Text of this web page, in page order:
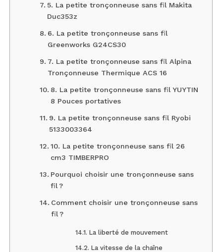
5. La petite tronçonneuse sans fil Makita
Duc353z
6. La petite tronçonneuse sans fil
Greenworks G24CS30
7. La petite tronçonneuse sans fil Alpina
Tronçonneuse Thermique ACS 16
8. La petite tronçonneuse sans fil YUYTIN
8 Pouces portatives
9. La petite tronçonneuse sans fil Ryobi
5133003364
10. La petite tronçonneuse sans fil 26
cm3 TIMBERPRO
Pourquoi choisir une tronçonneuse sans
fil ?
Comment choisir une tronçonneuse sans
fil ?
La liberté de mouvement
La vitesse de la chaîne